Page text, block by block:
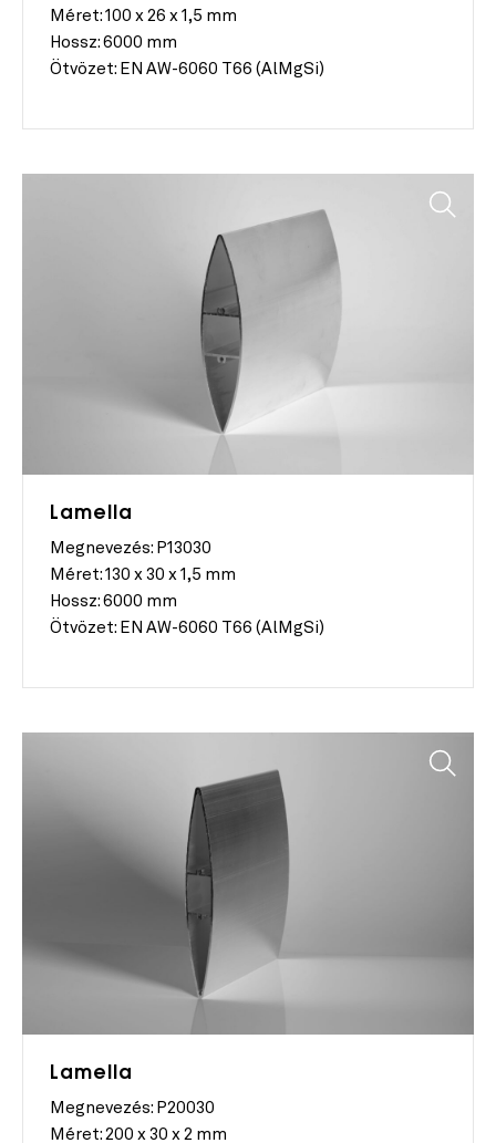
Méret: 100 x 26 x 1,5 mm
Hossz: 6000 mm
Ötvözet: EN AW-6060 T66 (AlMgSi)
Lamella
Megnevezés: P13030
Méret: 130 x 30 x 1,5 mm
Hossz: 6000 mm
Ötvözet: EN AW-6060 T66 (AlMgSi)
Lamella
Megnevezés: P20030
Méret: 200 x 30 x 2 mm